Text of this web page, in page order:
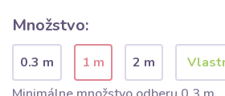
Množstvo:
0.3 m 1 m
2 m